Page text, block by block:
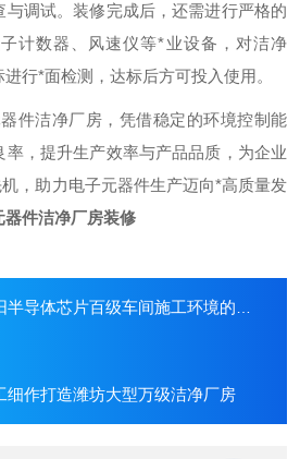
与调试。装修完成后，还需进行严格的
计数器、风速仪等*业设备，对洁净
行*面检测，达标后方可投入使用。
件洁净厂房，凭借稳定的环境控制能
率，提升生产效率与产品品质，为企业
，助力电子元器件生产迈向*高质量发
件洁净厂房装修
导体芯片百级车间施工环境的建造艺术
细作打造潍坊大型万级洁净厂房